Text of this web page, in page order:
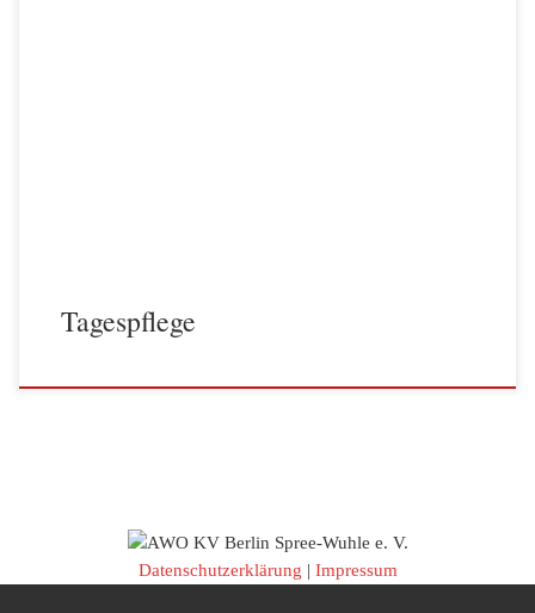
Tagespflege
Datenschutzerklärung | Impressum